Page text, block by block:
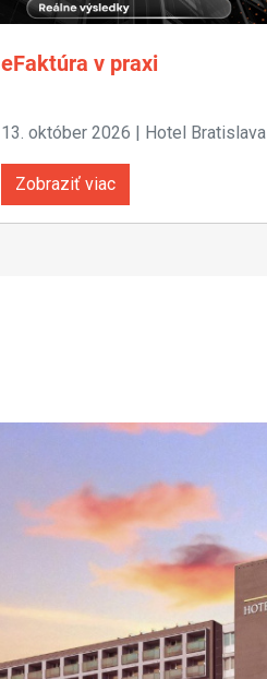
eFaktúra v praxi
13. október 2026 | Hotel Bratislava
Zobraziť viac